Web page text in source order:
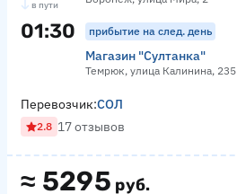
в пути
01:30 прибытие на след. день
Магазин "Султанка"
Темрюк, улица Калинина, 235
≈ 5295 руб.
Перевозчик:СОЛ
2.8 17 отзывов